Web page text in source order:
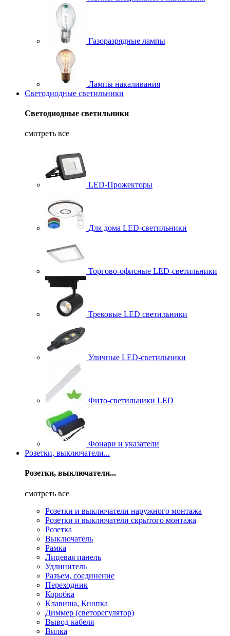
Газоразрядные лампы
Лампы накаливания
Светодиодные светильники
Светодиодные светильники
смотреть все
LED-Прожекторы
Для дома LED-светильники
Торгово-офисные LED-светильники
Трековые LED светильники
Уличные LED-светильники
Фито-светильники LED
Фонари и указатели
Розетки, выключатели...
Розетки, выключатели...
смотреть все
Розетки и выключатели наружного монтажа
Розетки и выключатели скрытого монтажа
Розетка
Выключатель
Рамка
Лицевая панель
Удлинитель
Разъем, соединение
Переходник
Коробка
Клавиша, Кнопка
Диммер (светорегулятор)
Вывод кабеля
Вилка